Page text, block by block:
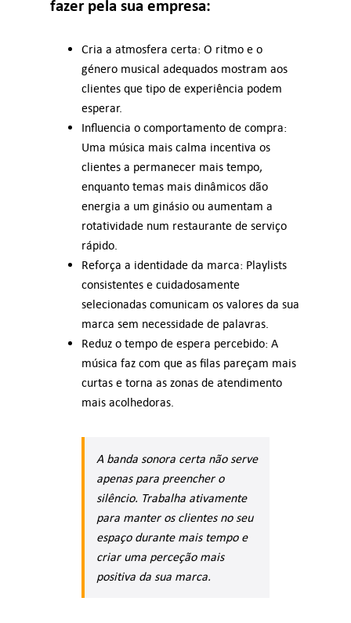
fazer pela sua empresa:
Cria a atmosfera certa: O ritmo e o
género musical adequados mostram aos
clientes que tipo de experiência podem
esperar.
Influencia o comportamento de compra:
Uma música mais calma incentiva os
clientes a permanecer mais tempo,
enquanto temas mais dinâmicos dão
energia a um ginásio ou aumentam a
rotatividade num restaurante de serviço
rápido.
Reforça a identidade da marca: Playlists
consistentes e cuidadosamente
selecionadas comunicam os valores da sua
marca sem necessidade de palavras.
Reduz o tempo de espera percebido: A
música faz com que as filas pareçam mais
curtas e torna as zonas de atendimento
mais acolhedoras.
A banda sonora certa não serve
apenas para preencher o
silêncio. Trabalha ativamente
para manter os clientes no seu
espaço durante mais tempo e
criar uma perceção mais
positiva da sua marca.